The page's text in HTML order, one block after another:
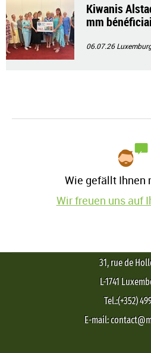
Kiwanis
mm
06.07.26
Wie gefällt Ihnen
Wir freuen uns auf
31, rue de
L-1741
Tel.:(+352)
E-mail: